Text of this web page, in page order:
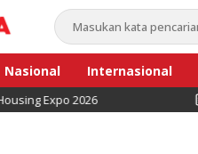
Nasional Internasional
Bisnis
2026